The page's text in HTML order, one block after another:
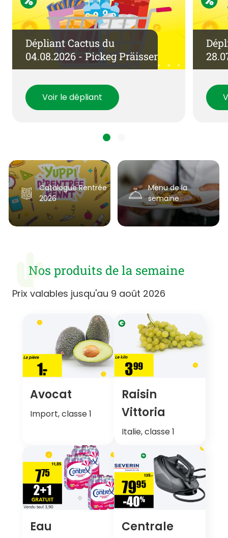
Dépliant Cactus du
04.08.2026 - Pickeg Präisser
Voir le dépliant
Catalogue Rentrée
2026
Menu de la
semaine
Nos produits de la semaine
Prix valables jusqu'au 9 août 2026
Avocat
Import, classe 1
Raisin
Vittoria
Italie, classe 1
Eau
Centrale